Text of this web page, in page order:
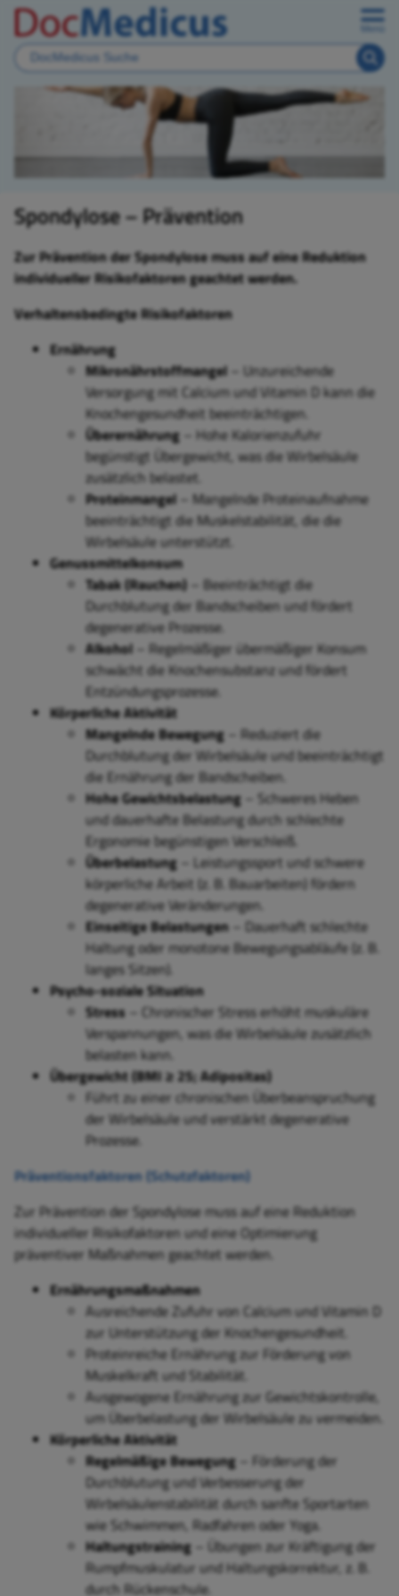
Spondylose – Prävention
Zur Prävention der Spondylose muss auf eine Reduktion
individuellerRisikofaktoren geachtet werden.
Verhaltensbedingte Risikofaktoren
Ernährung
Mikronährstoffmangel– Unzureichende
Versorgung mit Calcium und Vitamin D kann die
Knochengesundheit beeinträchtigen.
Überernährung – Hohe Kalorienzufuhr
begünstigt Übergewicht, was die Wirbelsäule
zusätzlich belastet.
Proteinmangel– Mangelnde Proteinaufnahme
beeinträchtigt die Muskelstabilität, die die
Wirbelsäule unterstützt.
Genussmittelkonsum
Tabak (Rauchen)– Beeinträchtigt die
Durchblutung der Bandscheiben und fördert
degenerative Prozesse.
Alkohol– Regelmäßiger übermäßiger Konsum
schwächt die Knochensubstanz und fördert
Entzündungsprozesse.
Körperliche Aktivität
Mangelnde Bewegung – Reduziert die
Durchblutung der Wirbelsäule und beeinträchtigt
die Ernährung der Bandscheiben.
Hohe Gewichtsbelastung – Schweres Heben
und dauerhafte Belastung durch schlechte
Ergonomie begünstigen Verschleiß.
Überbelastung – Leistungssport und schwere
körperliche Arbeit (z. B. Bauarbeiten) fördern
degenerative Veränderungen.
Einseitige Belastungen– Dauerhaft schlechte
Haltung oder monotone Bewegungsabläufe (z. B.
langes Sitzen).
Psycho-soziale Situation
Stress – Chronischer Stress erhöht muskuläre
Verspannungen, was die Wirbelsäule zusätzlich
belasten kann.
Übergewicht (BMI ≥ 25; Adipositas)
Führt zu einer chronischen Überbeanspruchung
der Wirbelsäule und verstärkt degenerative
Prozesse.
Präventionsfaktoren (Schutzfaktoren)
Zur Prävention der Spondylose muss auf eine Reduktion
individueller Risikofaktoren und eine Optimierung
präventiver Maßnahmen geachtet werden.
Ernährungsmaßnahmen
Ausreichende Zufuhr von Calcium und Vitamin D
zur Unterstützung der Knochengesundheit.
Proteinreiche Ernährung zur Förderung von
Muskelkraft und Stabilität.
Ausgewogene Ernährung zur Gewichtskontrolle,
um Überbelastung der Wirbelsäule zu vermeiden.
Körperliche Aktivität
Regelmäßige Bewegung – Förderung der
Durchblutung und Verbesserung der
Wirbelsäulenstabilität durch sanfte Sportarten
wie Schwimmen, Radfahren oder Yoga.
Haltungstraining – Übungen zur Kräftigung der
Rumpfmuskulatur und Haltungskorrektur, z. B.
durch Rückenschule.